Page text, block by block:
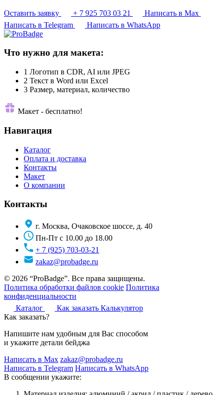
Оставить заявку + 7 925 703 03 21
Написать в Max
Написать в Telegram
Написать в WhatsApp
Что нужно для макета:
1 Логотип в CDR, AI или JPEG
2 Текст в Word или Excel
3 Размер, материал, количество
Макет - бесплатно!
Навигация
Каталог
Оплата и доставка
Контакты
Макет
О компании
Контакты
г. Москва, Очаковское шоссе, д. 40
Пн-Пт с 10.00 до 18.00
+ 7 (925) 703-03-21
zakaz@probadge.ru
© 2026 “ProBadge”. Все права защищены.
Политика обработки файлов cookie Политика
конфиденциальности
Каталог
Как заказать Калькулятор
Как заказать?
Напишите нам удобным для Вас способом
и укажите детали бейджа
Написать в Max zakaz@probadge.ru
Написать в Telegram Написать в WhatsApp
В сообщении укажите: